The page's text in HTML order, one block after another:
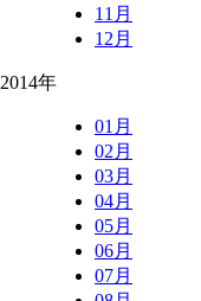
11月
12月
2014年
01月
02月
03月
04月
05月
06月
07月